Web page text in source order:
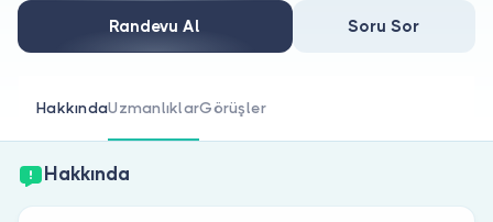
Doktorlar için
Doktor musunuz?
Randevu Al Soru Sor
HakkındaUzmanlıklarGörüşler
Hakkında